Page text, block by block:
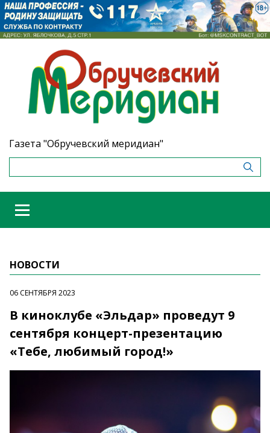
Газета "Обручевский меридиан"
НОВОСТИ
06 СЕНТЯБРЯ 2023
В киноклубе «Эльдар» проведут 9
сентября концерт-презентацию
«Тебе, любимый город!»